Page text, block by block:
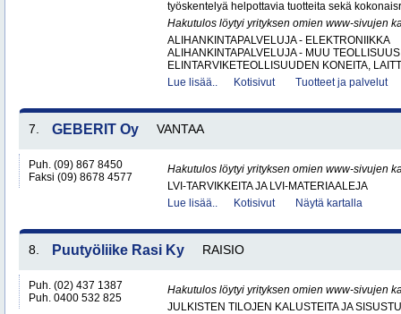
työskentelyä helpottavia tuotteita sekä
Hakutulos löytyi yrityksen omien www-sivujen
ALIHANKINTAPALVELUJA - ELEKTRONIIKKA
ALIHANKINTAPALVELUJA - MUU TEOLLISUUS
ELINTARVIKETEOLLISUUDEN KONEITA,
Lue lisää..
Kotisivut Tuotteet ja palvelut
7. GEBERIT Oy VANTAA
Puh. (09) 867 8450
Faksi (09) 8678 4577
Hakutulos löytyi yrityksen omien www-sivujen
LVI-TARVIKKEITA JA LVI-MATERIAALEJA
Lue lisää..
Kotisivut Näytä kartalla
8. Puutyöliike Rasi Ky RAISIO
Puh. (02) 437 1387
Puh. 0400 532 825
Hakutulos löytyi yrityksen omien www-sivujen
JULKISTEN TILOJEN KALUSTEITA JA